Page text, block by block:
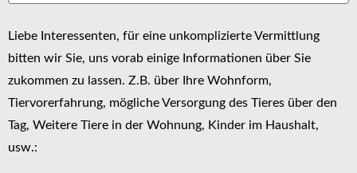
Liebe Interessenten, für eine unkomplizierte Vermittlung
bitten wir Sie, uns vorab einige Informationen über Sie
zukommen zu lassen. Z.B. über Ihre Wohnform,
Tiervorerfahrung, mögliche Versorgung des Tieres über den
Tag, Weitere Tiere in der Wohnung, Kinder im Haushalt,
usw.: